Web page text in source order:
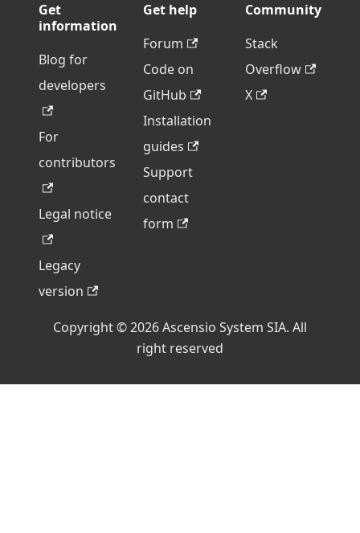
Get
information
Blog for
developers
For
contributors
Legal notice
Legacy
version
Get help
Forum
Code on
GitHub
Installation
guides
Support
contact
form
Community
Stack
Overflow
X
Copyright © 2026 Ascensio System SIA. All
right reserved